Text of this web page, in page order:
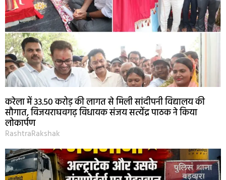
करेला में 33.50 करोड़ की लागत से मिली सांदीपनी विद्यालय की
सौगात, विजयराघवगढ़ विधायक संजय सत्येंद्र पाठक ने किया
लोकार्पण
RashtraRakshak